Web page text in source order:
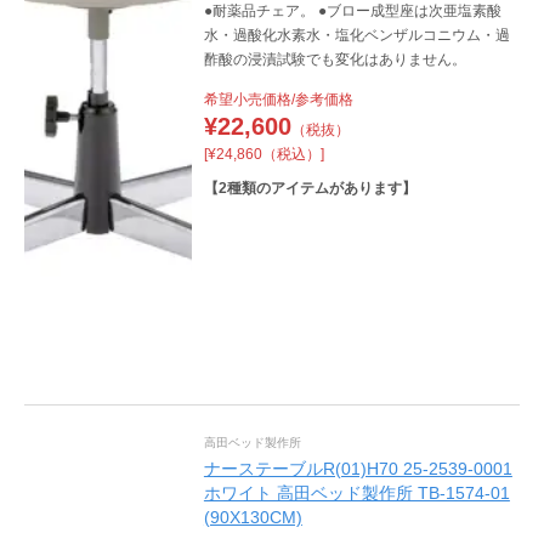
●耐薬品チェア。 ●ブロー成型座は次亜塩素酸
水・過酸化水素水・塩化ベンザルコニウム・過
酢酸の浸漬試験でも変化はありません。
希望小売価格/参考価格
¥22,600（税抜）
[¥24,860（税込）]
【2種類のアイテムがあります】
高田ベッド製作所
ナーステーブルR(01)H70 25-2539-0001
ホワイト 高田ベッド製作所 TB-1574-01
(90X130CM)